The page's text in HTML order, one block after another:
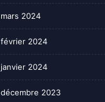
mars 2024
février 2024
janvier 2024
décembre 2023